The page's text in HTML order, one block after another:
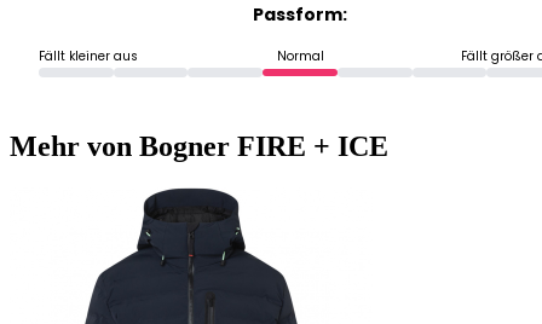
Passform:
Fällt kleiner aus Normal Fällt größer
Mehr von Bogner FIRE + ICE